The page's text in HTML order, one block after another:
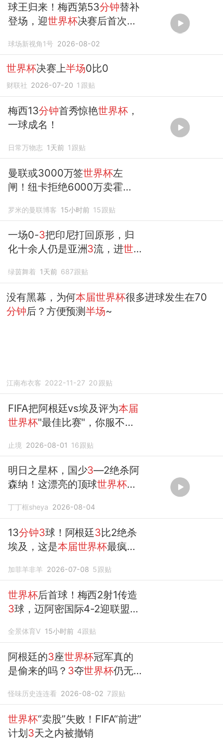
球王归来！梅西第53分钟替补
登场，迎世界杯决赛后首次亮
球场新视角1号 2026-08-02
世界杯决赛上半场0比0
财联社 2026-07-20 1 跟贴
梅西13分钟首秀惊艳世界杯，
一球成名！
日常万物志 1天前 1 跟贴
曼联或3000万签世界杯左
闸！纽卡拒绝6000万卖霍
罗米的曼联博客 15小时前 15跟贴
一场0-3把印尼打回原形，归
化十余人仍是亚洲3流，进世
绿茵舞着 1天前 687跟贴
没有黑幕，为何本届世界杯很多进球发生在70
分钟后？方便预测半场~
江南布衣客 2022-11-27 20 跟贴
FIFA把阿根廷vs埃及评为本届
世界杯"最佳比赛"，你服不
止境 2026-08-01 16跟贴
明日之星杯，国少3—2绝杀阿
森纳！这漂亮的顶球世界杯都
丁丁框sheya 2026-08-04
13分钟3球！阿根廷3比2绝杀
埃及，这是本届世界杯最疯狂
加菲羊非羊 2026-07-08 5跟贴
世界杯后首球！梅西2射1传造
3球，迈阿密国际4-2迎联盟杯
全景体育V 15小时前 4跟贴
阿根廷的3座世界杯冠军真的
是偷来的吗？ 3夺世界杯仍无
怪味历史连连看 2026-08-02 7跟贴
世界杯“卖股”失败！FIFA“前进”
计划3天之内被撤销